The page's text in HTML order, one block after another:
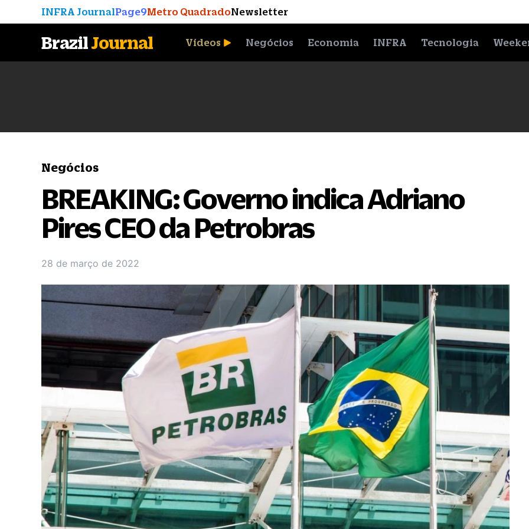
INFRA JournalPage9Metro QuadradoNewsletter
BrazilJournal Vídeos Negócios Economia INFRA Tecnologia
Negócios
BREAKING: Governo indica Adriano
Pires CEO da Petrobras
28 de março de 2022